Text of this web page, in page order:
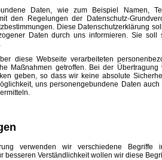
Daten, wie zum Beispiel Namen,
den Regelungen der Datenschutz-
Diese Datenschutzerklärung
Daten durch uns informieren. Sie
diese Webseite verarbeiteten
Maßnahmen getroffen. Bei der
geben, so dass wir keine absolute
uns personengebundene Daten
verwenden wir verschiedene Begriffe
besseren Verständlichkeit wollen wir diese